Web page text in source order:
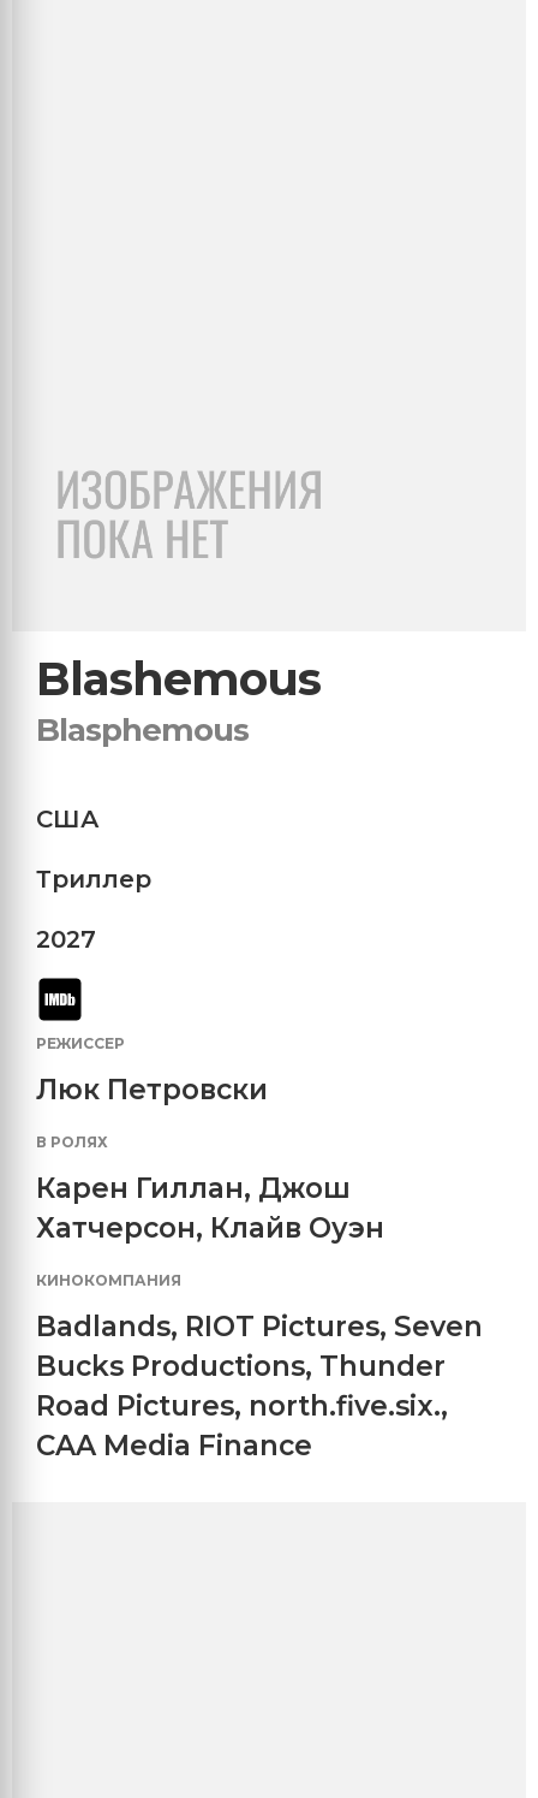
Blashemous
Blasphemous
США
Триллер
2027
РЕЖИССЕР
Люк Петровски
В РОЛЯХ
Карен Гиллан, Джош
Хатчерсон, Клайв Оуэн
КИНОКОМПАНИЯ
Badlands, RIOT Pictures, Seven
Bucks Productions, Thunder
Road Pictures, north.five.six.,
CAA Media Finance